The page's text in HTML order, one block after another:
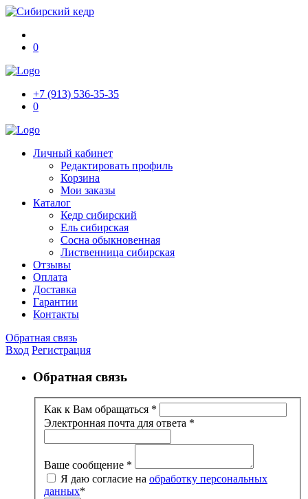
0
+7 (913) 536-35-35
0
Личный кабинет
Редактировать профиль
Корзина
Мои заказы
Каталог
Кедр сибирский
Ель сибирская
Сосна обыкновенная
Лиственница сибирская
Отзывы
Оплата
Доставка
Гарантии
Контакты
Обратная связь
Вход Регистрация
Обратная связь
Как к Вам обращаться *
Электронная почта для ответа *
Ваше сообщение *
Я даю согласие на обработку персональных
данных*